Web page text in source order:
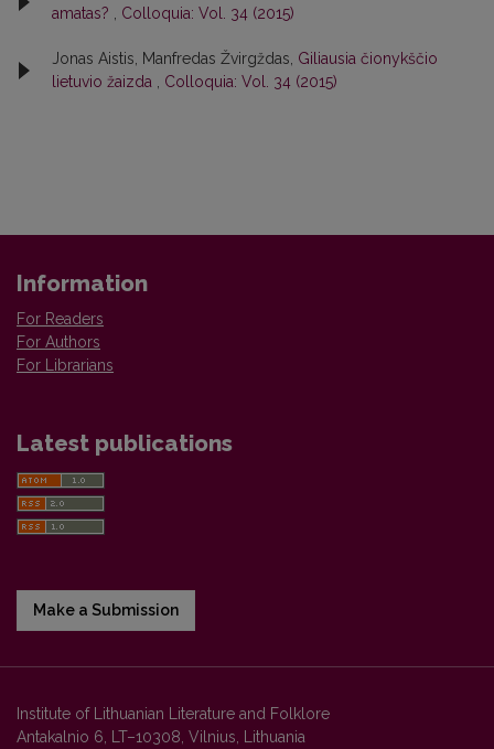
amatas?
Colloquia: Vol. 34 (2015)
Jonas Aistis, Manfredas Žvirgždas, Giliausia čionykščio
lietuvio žaizda
Colloquia: Vol. 34 (2015)
Information
For Readers
For Authors
For Librarians
Latest publications
Make a Submission
Institute of Lithuanian Literature and Folklore
Antakalnio 6, LT–10308, Vilnius, Lithuania